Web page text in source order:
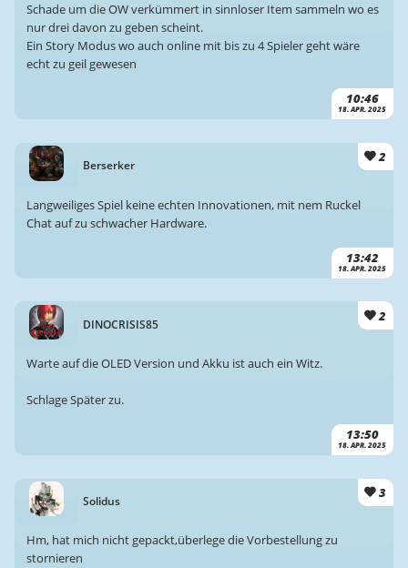
10:46
18. APR. 2025
Schade um die OW verkümmert in sinnloser Item sammeln wo es
nur drei davon zu geben scheint.
Ein Story Modus wo auch online mit bis zu 4 Spieler geht wäre
echt zu geil gewesen
Berserker
2
13:42
18. APR. 2025
Langweiliges Spiel keine echten Innovationen, mit nem Ruckel
Chat auf zu schwacher Hardware.
DINOCRISIS85
2
13:50
18. APR. 2025
Warte auf die OLED Version und Akku ist auch ein Witz.
Schlage Später zu.
Solidus
3
Hm, hat mich nicht gepackt,überlege die Vorbestellung zu
stornieren